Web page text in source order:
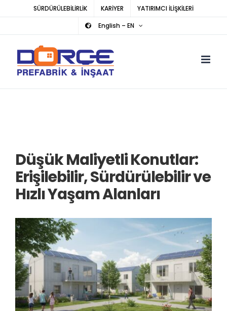
SÜRDÜRÜLEBİLİRLİK KARİYER
YATIRIMCI İLİŞKİLERİ
English – EN
Düşük Maliyetli Konutlar:
Erişilebilir, Sürdürülebilir ve
Hızlı Yaşam Alanları